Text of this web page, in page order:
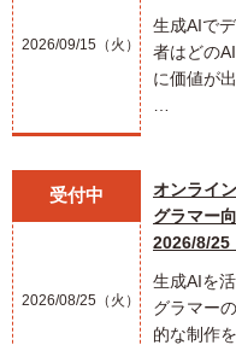
2026/09/15（火）
生成AIで
者はどの
に価値が
受付中
2026/08/25（火）
オンライ
グラマー
2026/8/25
生成AIを
グラマー
的な制作